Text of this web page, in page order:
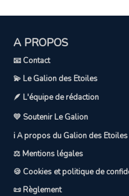
A PROPOS
📧 Contact
💫 Le Galion des Etoiles
🪶 L'équipe de rédaction
💛 Soutenir Le Galion
ℹ️ A propos du Galion des Etoiles
⚖️ Mentions légales
🍪 Cookies et politique de
📜 Règlement